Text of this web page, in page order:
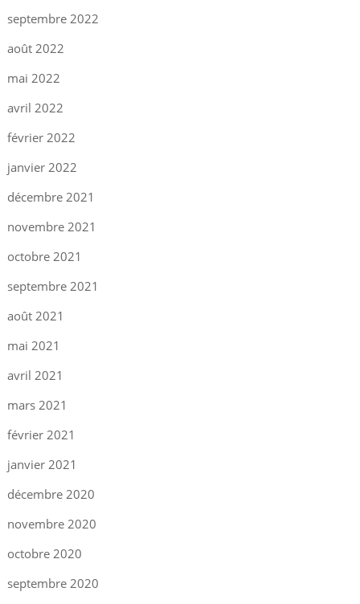
septembre 2022
août 2022
mai 2022
avril 2022
février 2022
janvier 2022
décembre 2021
novembre 2021
octobre 2021
septembre 2021
août 2021
mai 2021
avril 2021
mars 2021
février 2021
janvier 2021
décembre 2020
novembre 2020
octobre 2020
septembre 2020